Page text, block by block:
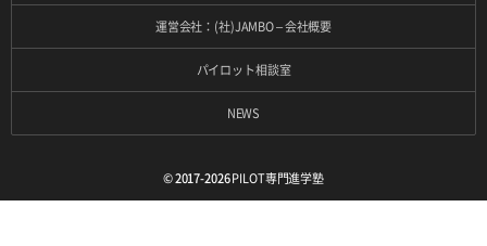
運営会社：(社)JAMBO – 会社概要
パイロット相談室
NEWS
© 2017-2026PILOT専門進学塾